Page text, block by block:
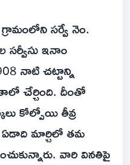
గ్రామంలోని సర్వే నెం.
సర్వీసు ఇనాం
నాటి చట్టాన్ని
చేర్చింది. దీంతో
కోల్పోయి తీవ్ర
ఈ ఏడాది మార్చిలో తమ
వారి వినతిపై